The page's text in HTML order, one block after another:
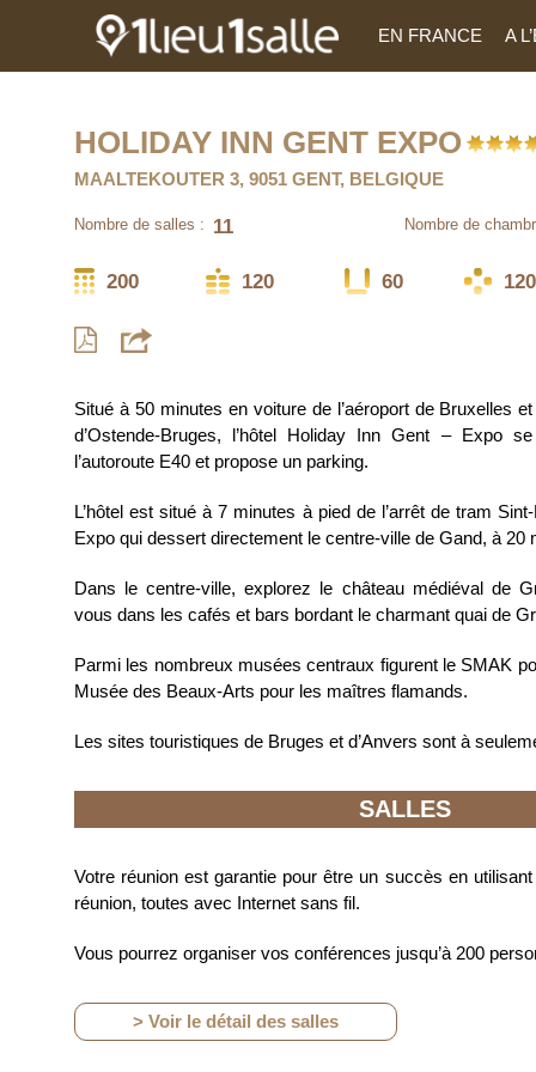
EN FRANCE A
HOLIDAY INN GENT EXPO
MAALTEKOUTER 3, 9051 GENT, BELGIQUE
Nombre de salles : 11 Nombre de
200 120 60 120
Situé à 50 minutes en voiture de l’aéroport de Bruxelles et
d’Ostende-Bruges, l’hôtel Holiday Inn Gent – Expo
l’autoroute E40 et propose un parking.
L’hôtel est situé à 7 minutes à pied de l’arrêt de tram
Expo qui dessert directement le centre-ville de Gand, à 20
Dans le centre-ville, explorez le château médiéval de
vous dans les cafés et bars bordant le charmant quai de
Parmi les nombreux musées centraux figurent le SMAK
Musée des Beaux-Arts pour les maîtres flamands.
Les sites touristiques de Bruges et d’Anvers sont à
SALLES
Votre réunion est garantie pour être un succès en
réunion, toutes avec Internet sans fil.
Vous pourrez organiser vos conférences jusqu’à 200
> Voir le détail des salles